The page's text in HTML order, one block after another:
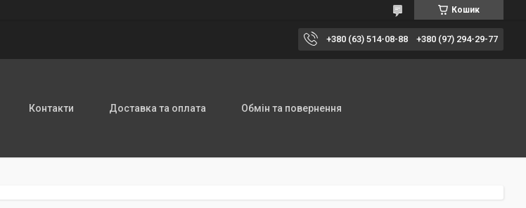
Кошик
+380 (63) 514-08-88 +380 (97) 294-29-77
Контакти Доставка та оплата Обмін та повернення